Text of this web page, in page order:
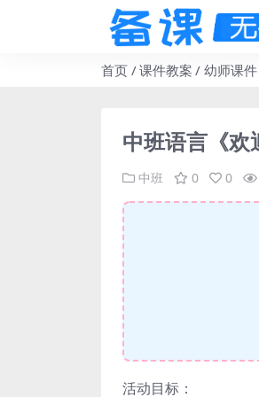
首页 课件教案 幼师课件
中班语言《欢
中班 0 0
活动目标：